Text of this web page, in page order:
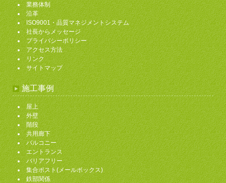
業務体制
沿革
ISO9001・品質マネジメントシステム
社長からメッセージ
プライバシーポリシー
アクセス方法
リンク
サイトマップ
施工事例
屋上
外壁
階段
共用廊下
バルコニー
エントランス
バリアフリー
集合ポスト(メールボックス)
鉄部関係